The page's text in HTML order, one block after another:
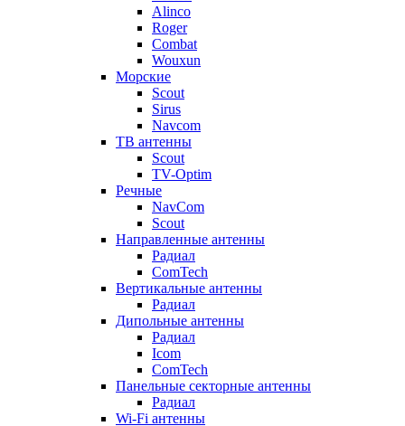
Alinco
Roger
Combat
Wouxun
Морские
Scout
Sirus
Navcom
ТВ антенны
Scout
TV-Optim
Речные
NavCom
Scout
Направленные антенны
Радиал
ComTech
Вертикальные антенны
Радиал
Дипольные антенны
Радиал
Icom
ComTech
Панельные секторные антенны
Радиал
Wi-Fi антенны